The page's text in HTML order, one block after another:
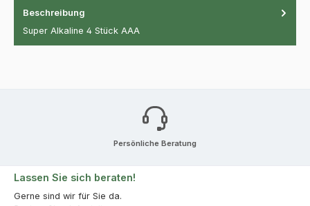
Beschreibung
Super Alkaline 4 Stück AAA
Persönliche Beratung
Lassen Sie sich beraten!
Gerne sind wir für Sie da.